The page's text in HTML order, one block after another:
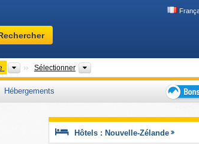
PaysSélectionner Régions, Chaînes de
Hébergements
plans
séjour
Hôtels : Nouvelle-Zélande